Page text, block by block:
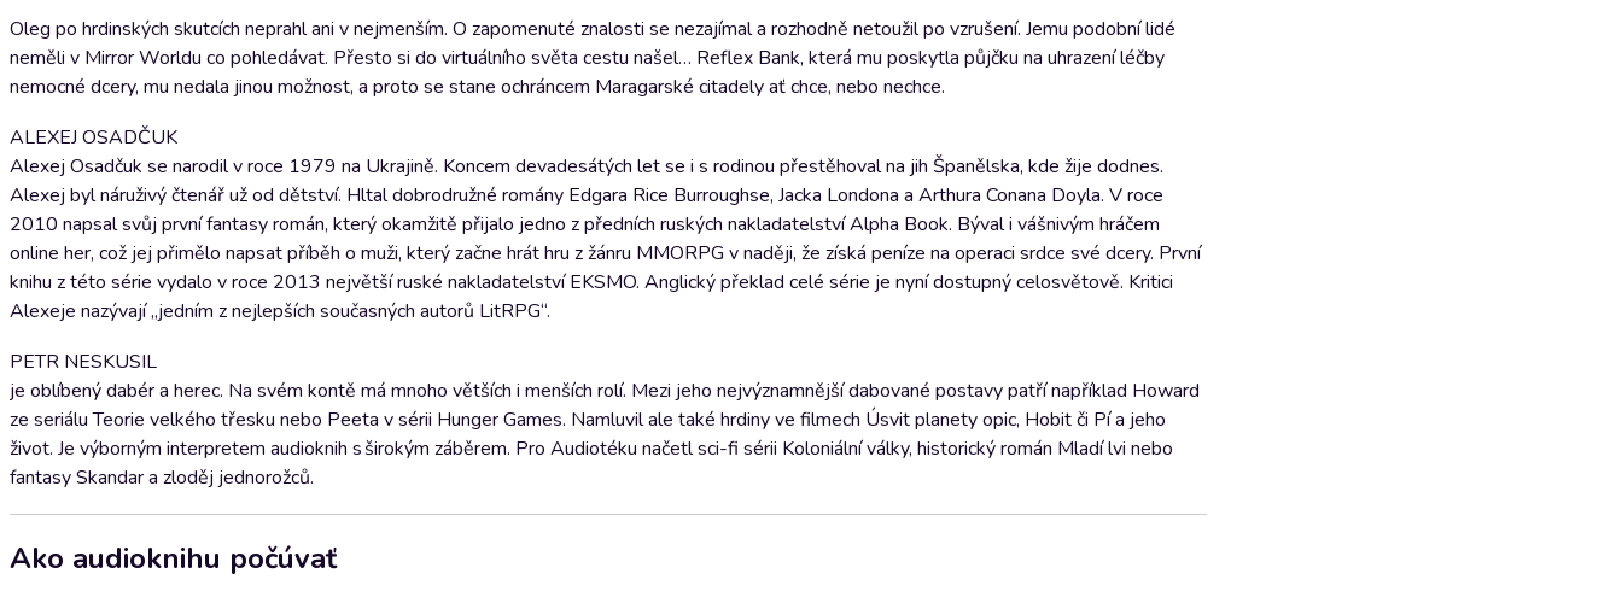
Oleg po hrdinských skutcích neprahl ani v nejmenším. O zapomenuté znalosti se nezajímal a rozhodně netoužil po vzrušení. Jemu podobní lidé
neměli v Mirror Worldu co pohledávat. Přesto si do virtuálního světa cestu našel… Reflex Bank, která mu poskytla půjčku na uhrazení léčby
nemocné dcery, mu nedala jinou možnost, a proto se stane ochráncem Maragarské citadely ať chce, nebo nechce.
ALEXEJ OSADČUK
Alexej Osadčuk se narodil v roce 1979 na Ukrajině. Koncem devadesátých let se i s rodinou přestěhoval na jih Španělska, kde žije dodnes.
Alexej byl náruživý čtenář už od dětství. Hltal dobrodružné romány Edgara Rice Burroughse, Jacka Londona a Arthura Conana Doyla. V roce
2010 napsal svůj první fantasy román, který okamžitě přijalo jedno z předních ruských nakladatelství Alpha Book. Býval i vášnivým hráčem
online her, což jej přimělo napsat příběh o muži, který začne hrát hru z žánru MMORPG v naději, že získá peníze na operaci srdce své dcery. První
knihu z této série vydalo v roce 2013 největší ruské nakladatelství EKSMO. Anglický překlad celé série je nyní dostupný celosvětově. Kritici
Alexeje nazývají „jedním z nejlepších současných autorů LitRPG“.
PETR NESKUSIL
je oblíbený dabér a herec. Na svém kontě má mnoho větších i menších rolí. Mezi jeho nejvýznamnější dabované postavy patří například Howard
ze seriálu Teorie velkého třesku nebo Peeta v sérii Hunger Games. Namluvil ale také hrdiny ve filmech Úsvit planety opic, Hobit či Pí a jeho
život. Je výborným interpretem audioknih s širokým záběrem. Pro Audiotéku načetl sci-fi sérii Koloniální války, historický román Mladí lvi nebo
fantasy Skandar a zloděj jednorožců.
Ako audioknihu počúvať